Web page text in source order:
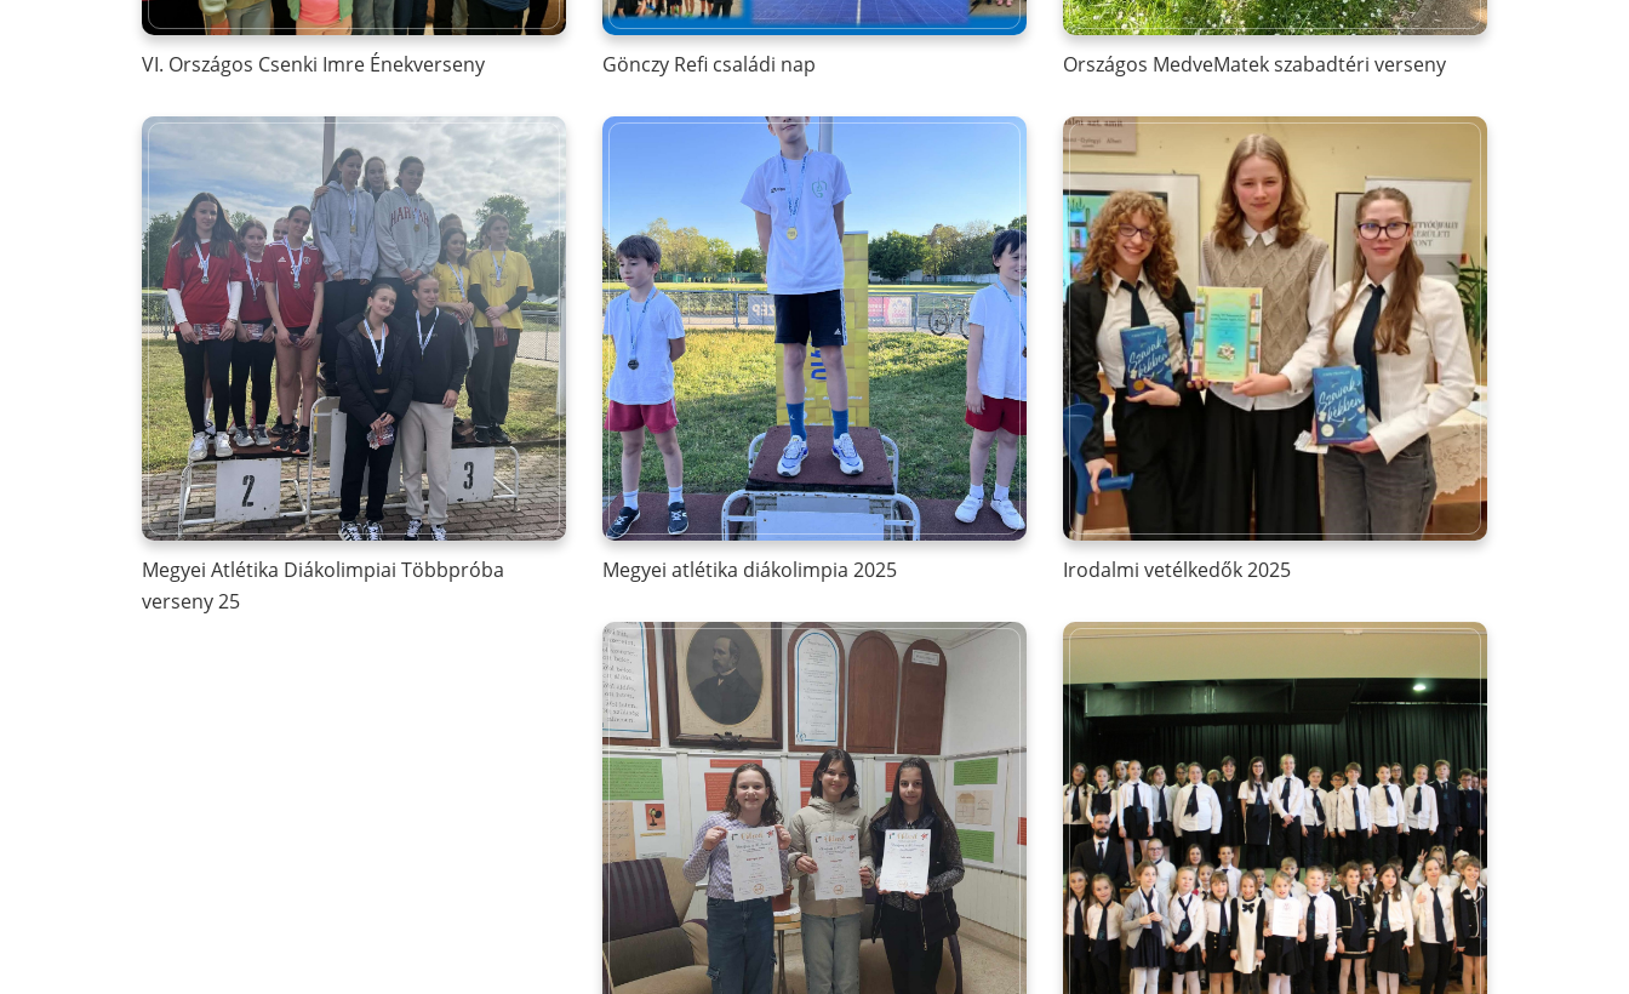
VI. Országos Csenki Imre Énekverseny Gönczy Refi családi nap Országos MedveMatek szabadtéri verseny
Megyei Atlétika Diákolimpiai Többpróba
verseny 25
Megyei atlétika diákolimpia 2025 Irodalmi vetélkedők 2025